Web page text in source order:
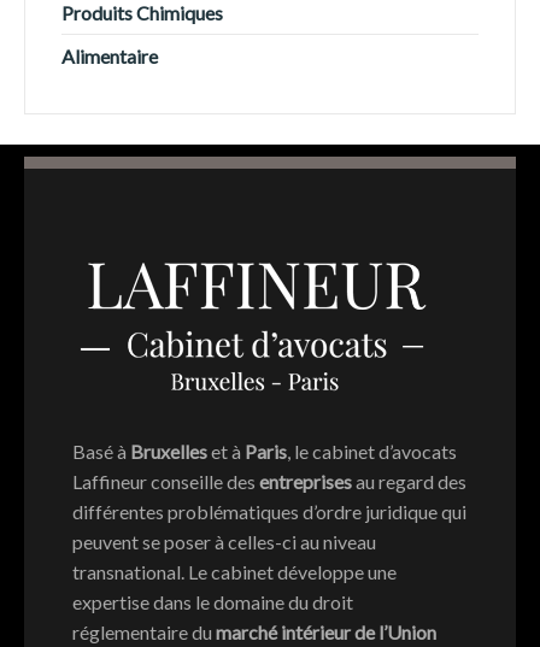
Produits Chimiques
Alimentaire
Basé à Bruxelleset à Paris, le cabinet d’avocats
Laffineur conseille des entreprisesau regard des
différentes problématiques d’ordre juridique qui
peuvent se poser à celles-ci au niveau
transnational. Le cabinet développe une
expertise dans le domaine du droit
réglementaire du marché intérieur de l’Union
Français English
Italiano Español
Português